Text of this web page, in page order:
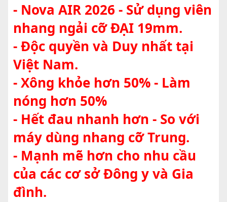
- Nova AIR 2026 - Sử dụng viên
nhang ngải cỡ ĐẠI 19mm.
- Độc quyền và Duy nhất tại
Việt Nam.
- Xông khỏe hơn 50% - Làm
nóng hơn 50%
- Hết đau nhanh hơn - So với
máy dùng nhang cỡ Trung.
- Mạnh mẽ hơn cho nhu cầu
của các cơ sở Đông y và Gia
đình.